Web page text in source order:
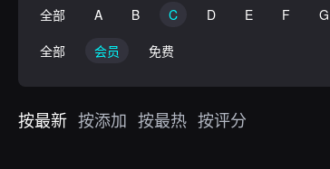
全部
A B C D E F G
全部
会员 免费
按最新 按添加 按最热 按评分